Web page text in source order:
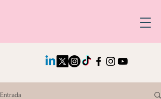
Entrada